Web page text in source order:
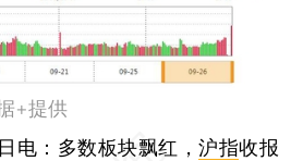
+提供
电 ：多数板块飘红，沪指收报